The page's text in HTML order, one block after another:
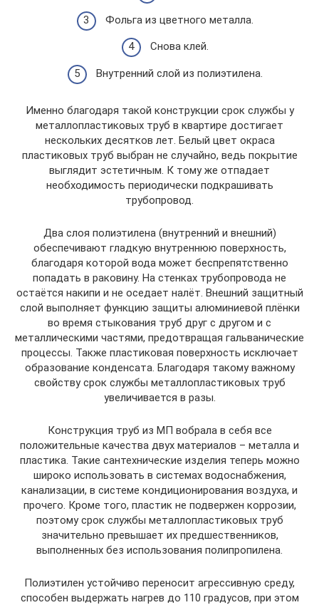
Фольга из цветного металла.
Снова клей.
Внутренний слой из полиэтилена.
Именно благодаря такой конструкции срок службы у
металлопластиковых труб в квартире достигает
нескольких десятков лет. Белый цвет окраса
пластиковых труб выбран не случайно, ведь покрытие
выглядит эстетичным. К тому же отпадает
необходимость периодически подкрашивать
трубопровод.
Два слоя полиэтилена (внутренний и внешний)
обеспечивают гладкую внутреннюю поверхность,
благодаря которой вода может беспрепятственно
попадать в раковину. На стенках трубопровода не
остаётся накипи и не оседает налёт. Внешний защитный
слой выполняет функцию защиты алюминиевой плёнки
во время стыкования труб друг с другом и с
металлическими частями, предотвращая гальванические
процессы. Также пластиковая поверхность исключает
образование конденсата. Благодаря такому важному
свойству срок службы металлопластиковых труб
увеличивается в разы.
Конструкция труб из МП вобрала в себя все
положительные качества двух материалов – металла и
пластика. Такие сантехнические изделия теперь можно
широко использовать в системах водоснабжения,
канализации, в системе кондиционирования воздуха, и
прочего. Кроме того, пластик не подвержен коррозии,
поэтому срок службы металлопластиковых труб
значительно превышает их предшественников,
выполненных без использования полипропилена.
Полиэтилен устойчиво переносит агрессивную среду,
способен выдержать нагрев до 110 градусов, при этом